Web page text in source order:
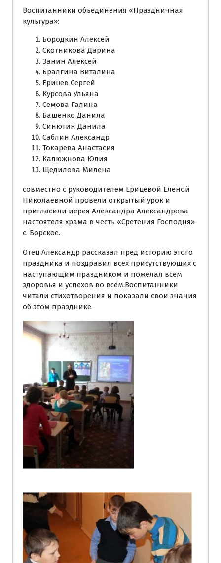
Воспитанники объединения «Праздничная
культура»:
Бородкин Алексей
Скотникова Дарина
Занин Алексей
Бралгина Виталина
Ерицев Сергей
Курсова Ульяна
Семова Галина
Башенко Данила
Синютин Данила
Саблин Александр
Токарева Анастасия
Калюжнова Юлия
Щедилова Милена
совместно с руководителем Ерицевой Еленой
Николаевной провели открытый урок и
пригласили иерея Александра Александрова
настоятеля храма в честь «Сретения Господня»
с. Борское.
Отец Александр рассказал пред историю этого
праздника и поздравил всех присутствующих с
наступающим праздником и пожелал всем
здоровья и успехов во всём.Воспитанники
читали стихотворения и показали свои знания
об этом празднике.